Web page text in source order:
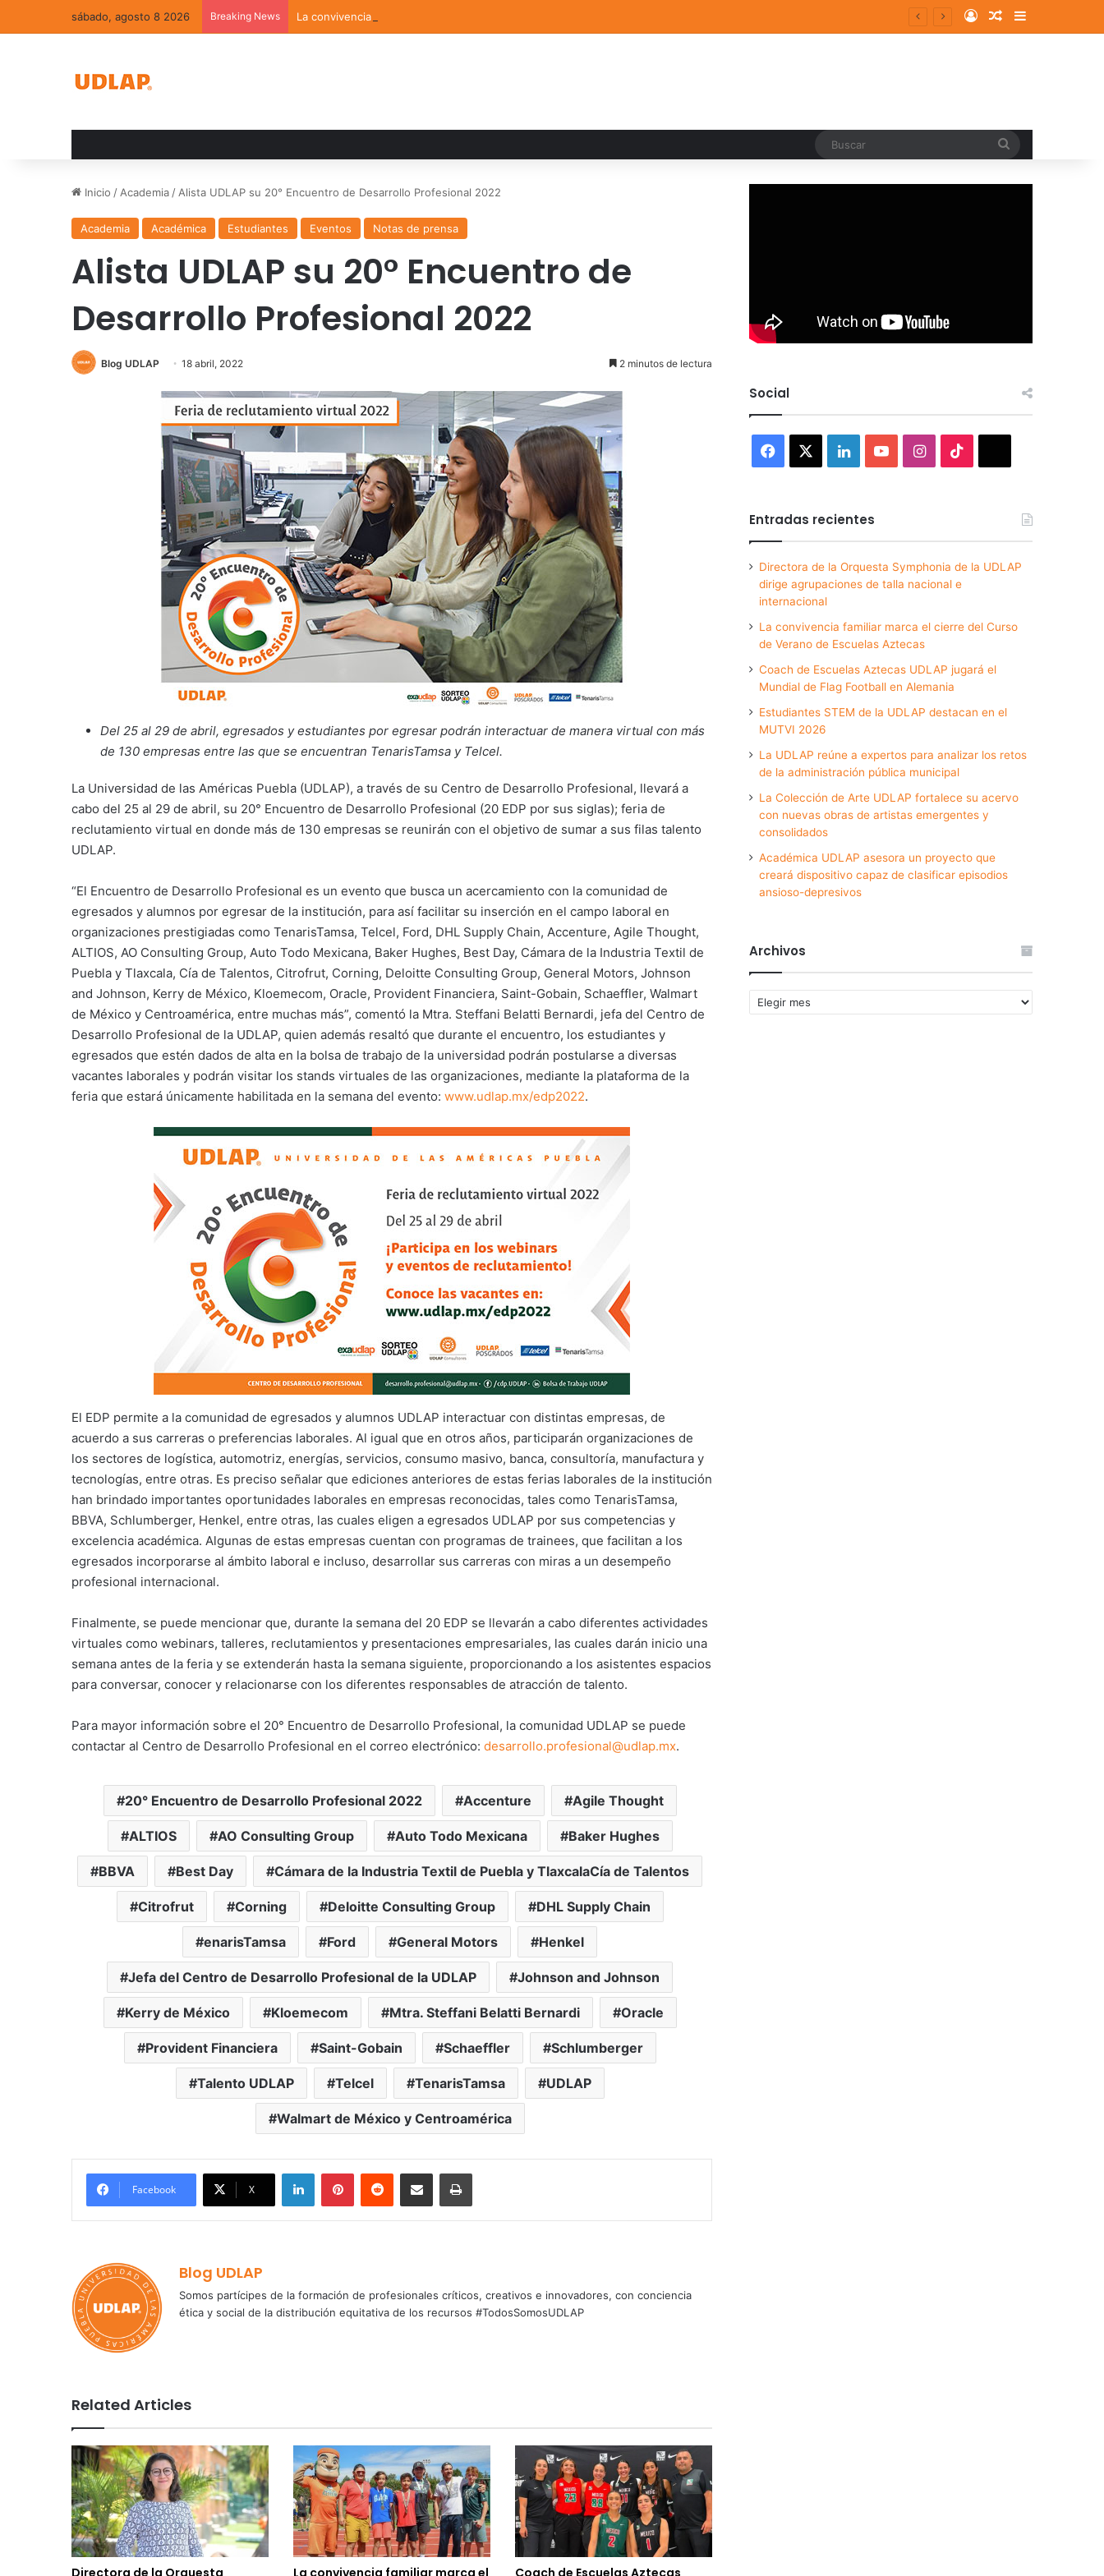
sábado, agosto 8 2026 Breaking News La convivencia familiar marca el cierre del Curso de Verano de Escuelas Aztecas Log InRandom Article
Sidebar
Inicio / Academia / Alista UDLAP su 20° Encuentro de Desarrollo Profesional 2022
Academia Académica Estudiantes Eventos Notas de prensa
Alista UDLAP su 20° Encuentro de
Desarrollo Profesional 2022
Blog UDLAP 18 abril, 2022 2 minutos de lectura
Del 25 al 29 de abril, egresados y estudiantes por egresar podrán interactuar de manera virtual con más
de 130 empresas entre las que se encuentran TenarisTamsa y Telcel.
La Universidad de las Américas Puebla (UDLAP), a través de su Centro de Desarrollo Profesional, llevará a
cabo del 25 al 29 de abril, su 20° Encuentro de Desarrollo Profesional (20 EDP por sus siglas); feria de
reclutamiento virtual en donde más de 130 empresas se reunirán con el objetivo de sumar a sus filas talento
UDLAP.
“El Encuentro de Desarrollo Profesional es un evento que busca un acercamiento con la comunidad de
egresados y alumnos por egresar de la institución, para así facilitar su inserción en el campo laboral en
organizaciones prestigiadas como TenarisTamsa, Telcel, Ford, DHL Supply Chain, Accenture, Agile Thought,
ALTIOS, AO Consulting Group, Auto Todo Mexicana, Baker Hughes, Best Day, Cámara de la Industria Textil de
Puebla y Tlaxcala, Cía de Talentos, Citrofrut, Corning, Deloitte Consulting Group, General Motors, Johnson
and Johnson, Kerry de México, Kloemecom, Oracle, Provident Financiera, Saint-Gobain, Schaeffler, Walmart
de México y Centroamérica, entre muchas más”, comentó la Mtra. Steffani Belatti Bernardi, jefa del Centro de
Desarrollo Profesional de la UDLAP, quien además resaltó que durante el encuentro, los estudiantes y
egresados que estén dados de alta en la bolsa de trabajo de la universidad podrán postularse a diversas
vacantes laborales y podrán visitar los stands virtuales de las organizaciones, mediante la plataforma de la
feria que estará únicamente habilitada en la semana del evento: www.udlap.mx/edp2022.
El EDP permite a la comunidad de egresados y alumnos UDLAP interactuar con distintas empresas, de
acuerdo a sus carreras o preferencias laborales. Al igual que en otros años, participarán organizaciones de
los sectores de logística, automotriz, energías, servicios, consumo masivo, banca, consultoría, manufactura y
tecnologías, entre otras. Es preciso señalar que ediciones anteriores de estas ferias laborales de la institución
han brindado importantes oportunidades laborales en empresas reconocidas, tales como TenarisTamsa,
BBVA, Schlumberger, Henkel, entre otras, las cuales eligen a egresados UDLAP por sus competencias y
excelencia académica. Algunas de estas empresas cuentan con programas de trainees, que facilitan a los
egresados incorporarse al ámbito laboral e incluso, desarrollar sus carreras con miras a un desempeño
profesional internacional.
Finalmente, se puede mencionar que, durante la semana del 20 EDP se llevarán a cabo diferentes actividades
virtuales como webinars, talleres, reclutamientos y presentaciones empresariales, las cuales darán inicio una
semana antes de la feria y se extenderán hasta la semana siguiente, proporcionando a los asistentes espacios
para conversar, conocer y relacionarse con los diferentes responsables de atracción de talento.
Para mayor información sobre el 20° Encuentro de Desarrollo Profesional, la comunidad UDLAP se puede
contactar al Centro de Desarrollo Profesional en el correo electrónico: desarrollo.profesional@udlap.mx.
20° Encuentro de Desarrollo Profesional 2022 Accenture Agile Thought
ALTIOS AO Consulting Group Auto Todo Mexicana Baker Hughes
BBVA Best Day Cámara de la Industria Textil de Puebla y TlaxcalaCía de Talentos
Citrofrut Corning Deloitte Consulting Group DHL Supply Chain
enarisTamsa Ford General Motors Henkel
Jefa del Centro de Desarrollo Profesional de la UDLAP Johnson and Johnson
Kerry de México Kloemecom Mtra. Steffani Belatti Bernardi Oracle
Provident Financiera Saint-Gobain Schaeffler Schlumberger
Talento UDLAP Telcel TenarisTamsa UDLAP
Walmart de México y Centroamérica
Facebook X
LinkedInPinterestReddit Share via Email Print
Blog UDLAP
Somos partícipes de la formación de profesionales críticos, creativos e innovadores, con conciencia
ética y social de la distribución equitativa de los recursos #TodosSomosUDLAP
Related Articles
Directora de la Orquesta La convivencia familiar marca el Coach de Escuelas Aztecas
Social
Facebook LinkedInYouTubeInstagram
Entradas recientes
Directora de la Orquesta Symphonia de la UDLAP
dirige agrupaciones de talla nacional e
internacional
La convivencia familiar marca el cierre del Curso
de Verano de Escuelas Aztecas
Coach de Escuelas Aztecas UDLAP jugará el
Mundial de Flag Football en Alemania
Estudiantes STEM de la UDLAP destacan en el
MUTVI 2026
La UDLAP reúne a expertos para analizar los retos
de la administración pública municipal
La Colección de Arte UDLAP fortalece su acervo
con nuevas obras de artistas emergentes y
consolidados
Académica UDLAP asesora un proyecto que
creará dispositivo capaz de clasificar episodios
ansioso-depresivos
Archivos
Archivos